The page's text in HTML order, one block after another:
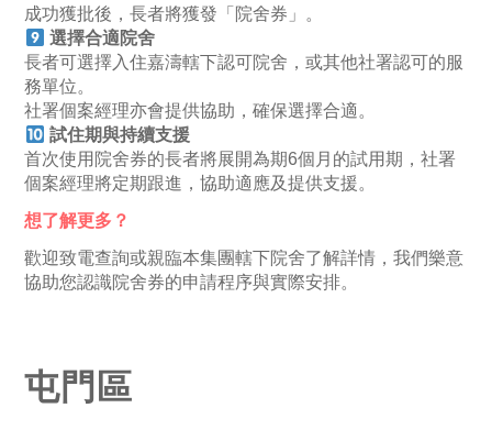
成功獲批後，長者將獲發「院舍券」。
選擇合適院舍
長者可選擇入住嘉濤轄下認可院舍，或其他社署認可的服
務單位。
社署個案經理亦會提供協助，確保選擇合適。
試住期與持續支援
首次使用院舍券的長者將展開為期6個月的試用期，社署
個案經理將定期跟進，協助適應及提供支援。
想了解更多？
歡迎致電查詢或親臨本集團轄下院舍了解詳情，我們樂意
協助您認識院舍券的申請程序與實際安排。
屯門區